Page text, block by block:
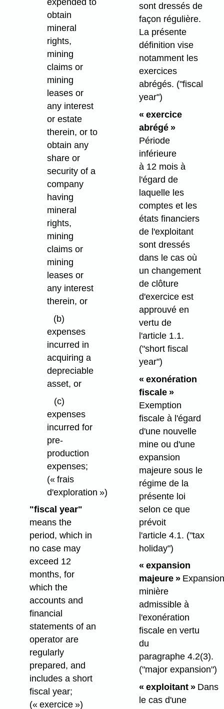
expended to
obtain
mineral
rights,
mining
claims or
mining
leases or
any interest
or estate
therein, or to
obtain any
share or
security of a
company
having
mineral
rights,
mining
claims or
mining
leases or
any interest
therein, or
(b)
expenses
incurred in
acquiring a
depreciable
asset, or
(c)
expenses
incurred for
pre-
production
expenses;
(« frais
d'exploration »)
"fiscal year"
means the
period, which in
no case may
exceed 12
months, for
which the
accounts and
financial
statements of an
operator are
regularly
prepared, and
includes a short
fiscal year;
(« exercice »)
sont dressés de
façon régulière.
La présente
définition vise
notamment les
exercices
abrégés. ("fiscal
year")
« exercice
abrégé »
Période
inférieure
à 12 mois à
l'égard de
laquelle les
comptes et les
états financiers
de l'exploitant
sont dressés
dans le cas où
un changement
de clôture
d'exercice est
approuvé en
vertu de
l'article 1.1.
("short fiscal
year")
« exonération
fiscale »
Exemption
fiscale à l'égard
d'une nouvelle
mine ou d'une
expansion
majeure sous le
régime de la
présente loi
selon ce que
prévoit
l'article 4.1. ("tax
holiday")
« expansion
majeure »Expansion
minière
admissible à
l'exonération
fiscale en vertu
du
paragraphe 4.2(3).
("major expansion")
« exploitant »Dans
le cas d'une